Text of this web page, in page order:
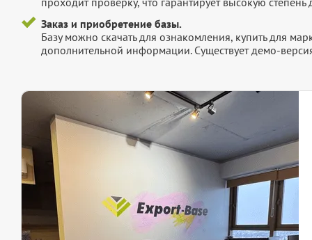
Заказ и приобретение базы.
Базу можно скачать для ознакомления, купить для
дополнительной информации. Существует демо-